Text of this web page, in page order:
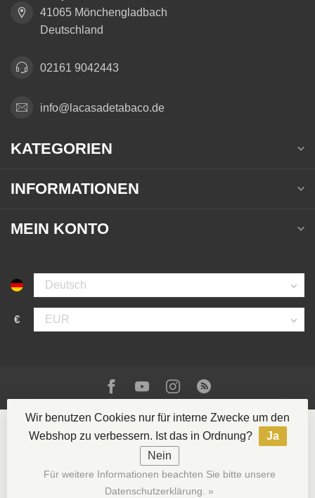
41065 Mönchengladbach
Deutschland
02161 9042443
info@lacasadetabaco.de
KATEGORIEN
INFORMATIONEN
MEIN KONTO
€
© Copyright 2026 La Casa del Tabaco- Powered by
Lightspeed- Theme byDyvelopment
Wir benutzen Cookies nur für interne Zwecke um den
Webshop zu verbessern. Ist das in Ordnung?
Ja
Nein
Für weitere Informationen beachten Sie bitte unsere
Datenschutzerklärung. »